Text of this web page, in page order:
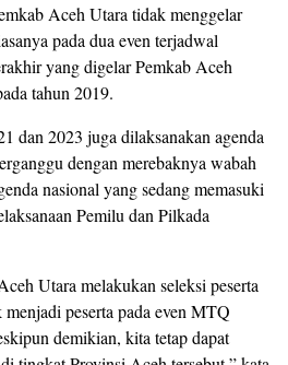
Aceh Utara tidak menggelar
pada dua even terjadwal
yang digelar Pemkab Aceh
tahun 2019.
dan 2023 juga dilaksanakan agenda
dengan merebaknya wabah
nasional yang sedang memasuki
Pemilu dan Pilkada
Utara melakukan seleksi peserta
peserta pada even MTQ
demikian, kita tetap dapat